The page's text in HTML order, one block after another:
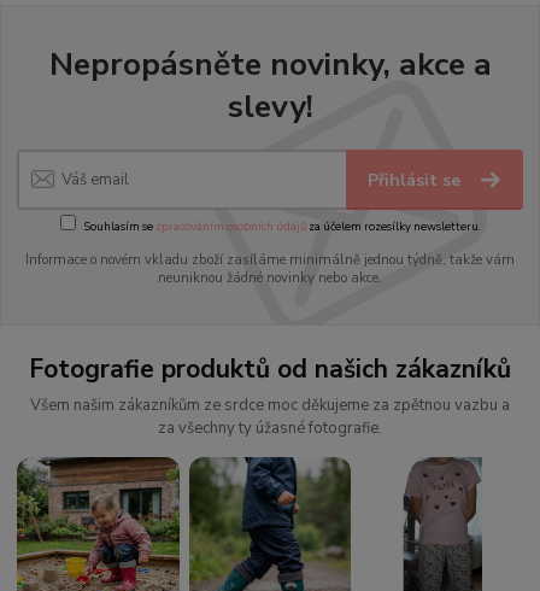
Nepropásněte novinky, akce a
slevy!
Přihlásit se
Souhlasím se zpracováním osobních údajůza účelem rozesílky newsletteru.
Informace o novém vkladu zboží zasíláme minimálně jednou týdně, takže vám
neuniknou žádné novinky nebo akce.
Fotografie produktů od našich zákazníků
Všem našim zákazníkům ze srdce moc děkujeme za zpětnou vazbu a
za všechny ty úžasné fotografie.